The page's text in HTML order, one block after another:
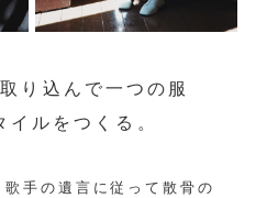
り込んで⼀つの服
イルをつくる。
歌手の遺言に従って散骨の